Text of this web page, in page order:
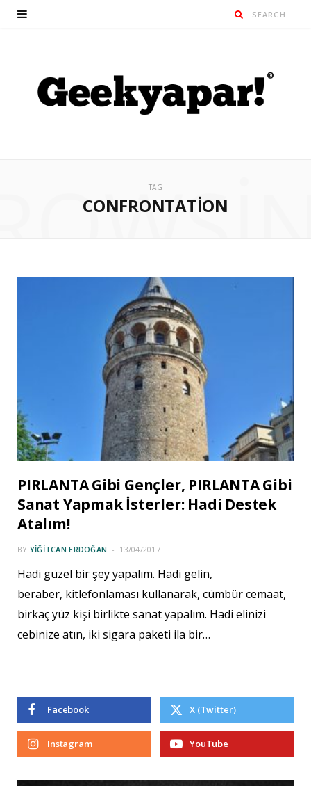
TAG
CONFRONTATION
PIRLANTA Gibi Gençler, PIRLANTA Gibi
Sanat Yapmak İsterler: Hadi Destek
Atalım!
BY YIĞITCAN ERDOĞAN 13/04/2017
Hadi güzel bir şey yapalım. Hadi gelin,
beraber, kitlefonlaması kullanarak, cümbür cemaat,
birkaç yüz kişi birlikte sanat yapalım. Hadi elinizi
cebinize atın, iki sigara paketi ila bir…
Facebook X (Twitter)
Instagram YouTube